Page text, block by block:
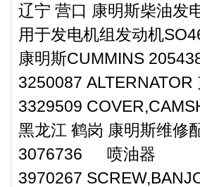
辽宁 营口 康明斯柴油发
用于发电机组发动机
康明斯CUMMINS
3250087 ALTERNATOR
3329509
黑龙江 鹤岗 康明斯维修
3076736 喷油器
3970267